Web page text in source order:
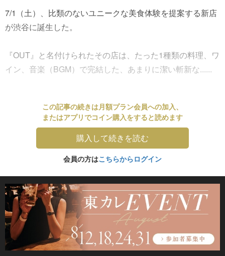
7/1（土）、比類のないユニークな美食体験を提案する新店
が渋谷に誕生した。
『OUT』と名付けられたその店は、たった1種類の料理、ワ
イン、音楽（BGM）で完結した、あまりに潔い斬新な......
この記事の続きは月額プラン会員への加入、
またはアプリでコイン購入をすると読めます
購入して続きを読む
会員の方はこちらからログイン